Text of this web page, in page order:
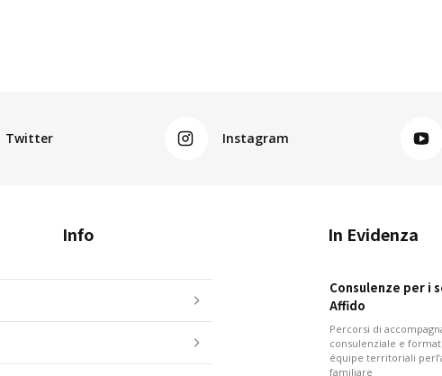
Twitter Instagram
Info In Evidenza
Consulenze per i
Affido
Percorsi di
consulenziale e
équipe territoriali
familiare